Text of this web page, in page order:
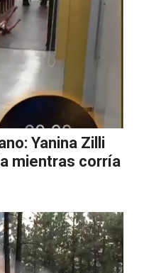
Yanina Zilli
mientras corría